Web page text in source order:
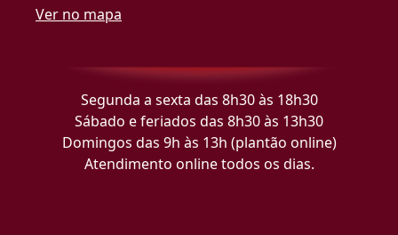
Ver no mapa
Segunda a sexta das 8h30 às 18h30
Sábado e feriados das 8h30 às 13h30
Domingos das 9h às 13h (plantão online)
Atendimento online todos os dias.